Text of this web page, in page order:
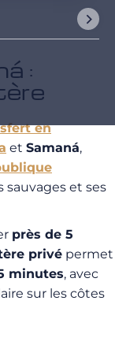
:
en
et Samaná,
sauvages et ses
près de 5
privé permet
minutes, avec
sur les côtes